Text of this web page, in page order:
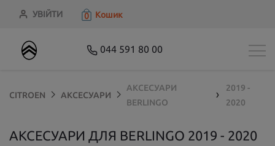
УВІЙТИ 0 Кошик
044 591 80 00
CITROEN АКСЕСУАРИ
АКСЕСУАРИ
BERLINGO
❯
2019 -
2020
АКСЕСУАРИ ДЛЯ BERLINGO 2019 - 2020